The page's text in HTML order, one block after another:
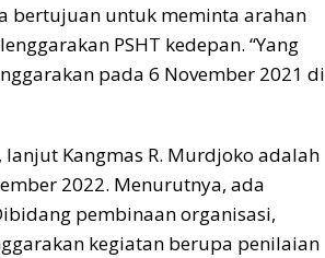
bertujuan untuk meminta arahan
PSHT kedepan. “Yang
pada 6 November 2021 di
Kangmas R. Murdjoko adalah
2022. Menurutnya, ada
pembinaan organisasi,
kegiatan berupa penilaian